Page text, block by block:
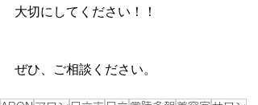
大切にしてください！！
ぜひ、ご相談ください。